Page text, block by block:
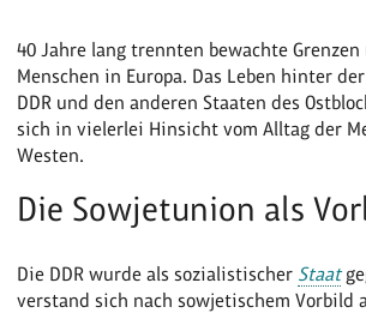
40 Jahre lang trennten bewachte
Menschen in Europa. Das Leben hinter
DDR und den anderen Staaten des
sich in vielerlei Hinsicht vom Alltag der
Westen.
Die Sowjetunion als
Die DDR wurde als sozialistischer Staat
verstand sich nach sowjetischem Vorbild